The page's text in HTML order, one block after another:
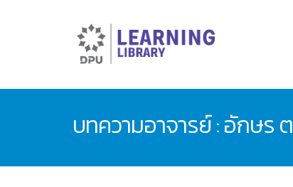
บทความอาจารย์ : อักษร ต